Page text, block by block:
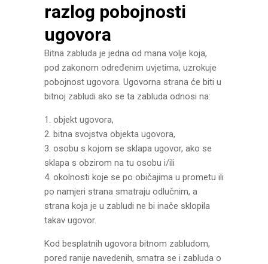
razlog pobojnosti
ugovora
Bitna zabluda je jedna od mana volje koja,
pod zakonom određenim uvjetima, uzrokuje
pobojnost ugovora. Ugovorna strana će biti u
bitnoj zabludi ako se ta zabluda odnosi na:
1. objekt ugovora,
2. bitna svojstva objekta ugovora,
3. osobu s kojom se sklapa ugovor, ako se
sklapa s obzirom na tu osobu i/ili
4. okolnosti koje se po običajima u prometu ili
po namjeri strana smatraju odlučnim, a
strana koja je u zabludi ne bi inače sklopila
takav ugovor.
Kod besplatnih ugovora bitnom zabludom,
pored ranije navedenih, smatra se i zabluda o